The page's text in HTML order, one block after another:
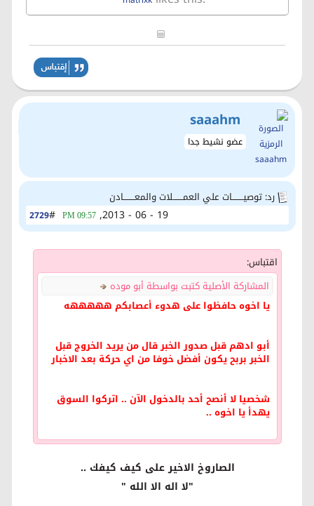
saaahm
عضو نشيط جدا
رد: توصيــــــــات علي العمـــــــلات والمعــــــــادن
2729# 19 - 06 - 2013,
09:57 PM
اقتباس:
المشاركة الأصلية كتبت بواسطة أبو موده
يا اخوه حافظوا على هدوء أعصابكم هههههه
أبو ادهم قبل صدور الخبر قال من يريد الخروج قبل
الخبر بربح يكون أفضل خوفا من اي حركة بعد الاخبار
شخصيا لا أنصح أحد بالدخول الآن .. اتركوا السوق
يهدأ يا اخوه ..
الصاروخ الاخير على كيف كيفك ..
"لا اله الا الله "